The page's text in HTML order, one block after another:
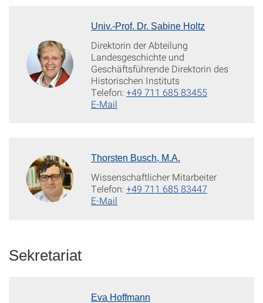
Univ.-Prof. Dr. Sabine Holtz
Direktorin der Abteilung
Landesgeschichte und
Geschäftsführende Direktorin des
Historischen Instituts
Telefon:+49 711 685 83455
E-Mail
Thorsten Busch, M.A.
Wissenschaftlicher Mitarbeiter
Telefon:+49 711 685 83447
E-Mail
Sekretariat
Eva Hoffmann